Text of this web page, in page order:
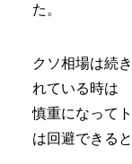
た。
クソ相場は続
れている時は
慎重になって
は回避できる